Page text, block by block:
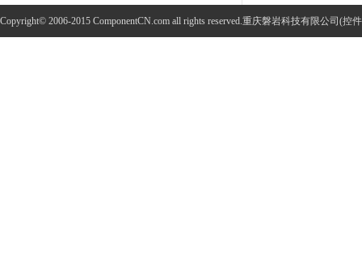
Copyright© 2006-2015 ComponentCN.com all rights reserved.重庆磐岩科技有限公司(